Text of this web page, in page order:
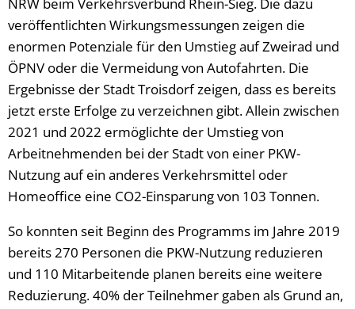
veröffentlichten Wirkungsmessungen zeigen die
enormen Potenziale für den Umstieg auf Zweirad und
ÖPNV oder die Vermeidung von Autofahrten. Die
Ergebnisse der Stadt Troisdorf zeigen, dass es bereits
jetzt erste Erfolge zu verzeichnen gibt. Allein zwischen
2021 und 2022 ermöglichte der Umstieg von
Arbeitnehmenden bei der Stadt von einer PKW-
Nutzung auf ein anderes Verkehrsmittel oder
Homeoffice eine CO2-Einsparung von 103 Tonnen.
So konnten seit Beginn des Programms im Jahre 2019
bereits 270 Personen die PKW-Nutzung reduzieren
und 110 Mitarbeitende planen bereits eine weitere
Reduzierung. 40% der Teilnehmer gaben als Grund an,